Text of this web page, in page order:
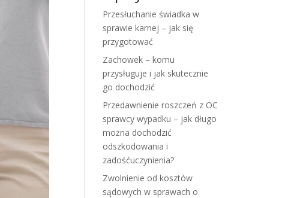
Przesłuchanie świadka w
sprawie karnej – jak się
przygotować
Zachowek – komu
przysługuje i jak skutecznie
go dochodzić
Przedawnienie roszczeń z OC
sprawcy wypadku – jak długo
można dochodzić
odszkodowania i
zadośćuczynienia?
Zwolnienie od kosztów
sądowych w sprawach o